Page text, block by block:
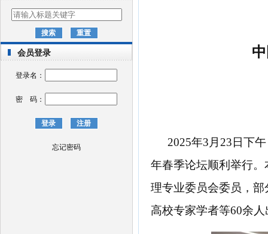
会员登录
登录名：
密 码：
忘记密码
2025年3月23日下
年春季论坛顺利举行
理专业委员会委员，
高校专家学者等60余人